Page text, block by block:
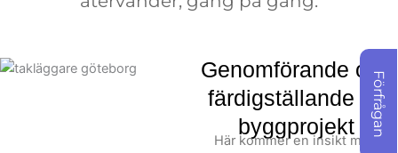
inte bara ett jobb. När
vi alltid den korrekta
Förfrågan
Genomförande och
färdigställande av
byggprojekt
Här kommer en insikt med